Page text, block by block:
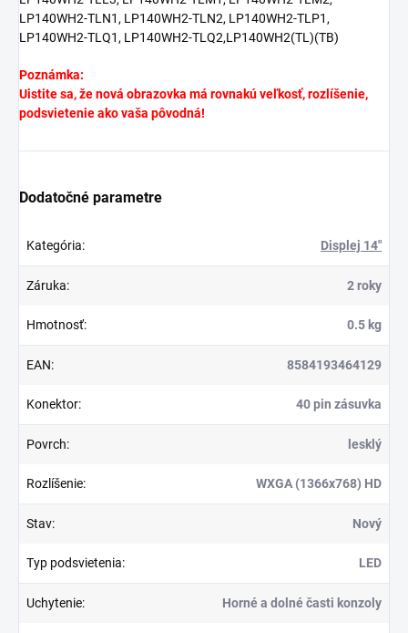
LP140WH2-TLN1, LP140WH2-TLN2, LP140WH2-TLP1,
LP140WH2-TLQ1, LP140WH2-TLQ2,LP140WH2(TL)(TB)
Poznámka:
Uistite sa, že nová obrazovka má rovnakú veľkosť, rozlíšenie,
podsvietenie ako vaša pôvodná!
Dodatočné parametre
Kategória: Displej 14"
Záruka: 2 roky
Hmotnosť: 0.5 kg
EAN: 8584193464129
Konektor: 40 pin zásuvka
Povrch: lesklý
Rozlíšenie: WXGA (1366x768) HD
Stav: Nový
Typ podsvietenia: LED
Uchytenie: Horné a dolné časti konzoly